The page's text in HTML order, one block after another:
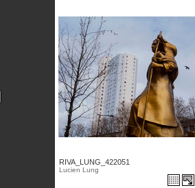
RIVA_LUNG_422051
Lucien Lung